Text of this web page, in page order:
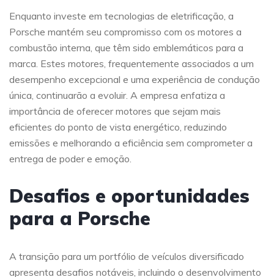
Enquanto investe em tecnologias de eletrificação, a
Porsche mantém seu compromisso com os motores a
combustão interna, que têm sido emblemáticos para a
marca. Estes motores, frequentemente associados a um
desempenho excepcional e uma experiência de condução
única, continuarão a evoluir. A empresa enfatiza a
importância de oferecer motores que sejam mais
eficientes do ponto de vista energético, reduzindo
emissões e melhorando a eficiência sem comprometer a
entrega de poder e emoção.
Desafios e oportunidades
para a Porsche
A transição para um portfólio de veículos diversificado
apresenta desafios notáveis, incluindo o desenvolvimento